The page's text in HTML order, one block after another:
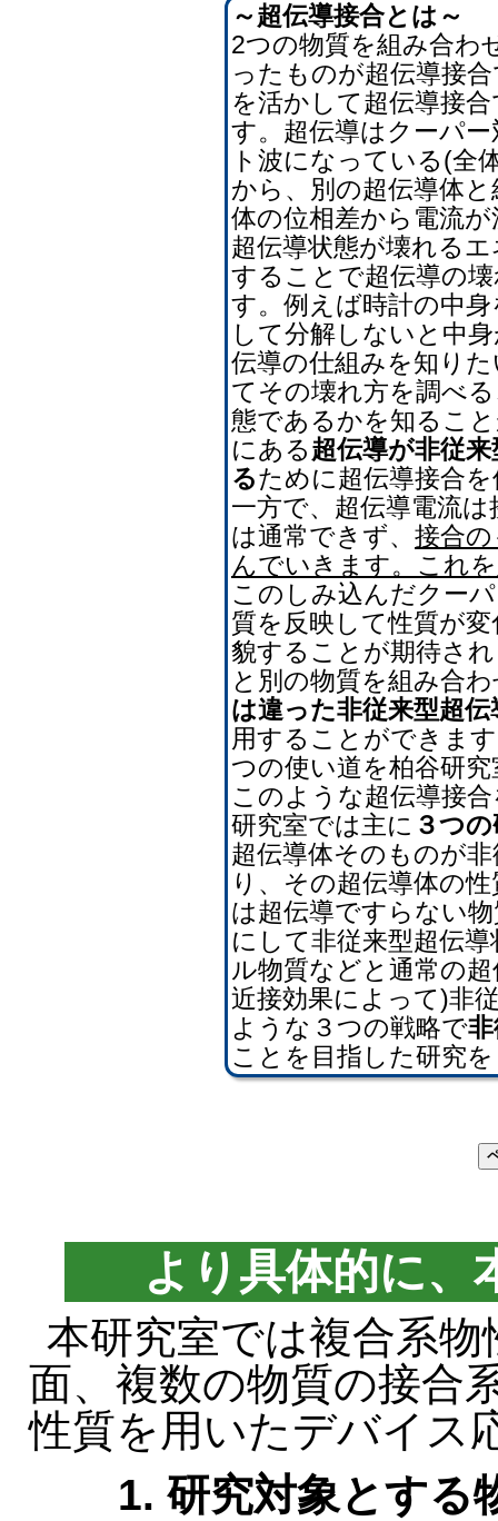
～超伝導接合とは～
2つの物質を組み合わ
ったものが超伝導接
を活かして超伝導接
す。超伝導はクーパ
ト波になっている(全
から、別の超伝導体
体の位相差から電流
超伝導状態が壊れる
することで超伝導の
す。例えば時計の中
して分解しないと中
伝導の仕組みを知り
てその壊れ方を調べ
態であるかを知るこ
にある超伝導が非従
るために超伝導接合
一方で、超伝導電流
は通常できず、 接合
んでいきます。これを
このしみ込んだクー
質を反映して性質が
貌することが期待さ
と別の物質を組み合
は違った非従来型超
用することができま
つの使い道を柏谷研
このような超伝導接
研究室では主に ３つ
超伝導体そのものが
り、その超伝導体の
は超伝導ですらない
にして非従来型超伝
ル物質などと通常の
近接効果によって)非
ような３つの戦略で
ことを目指した研究
より具体的に、
本研究室では複合系
面、複数の物質の接合
性質を用いたデバイス
1. 研究対象とする